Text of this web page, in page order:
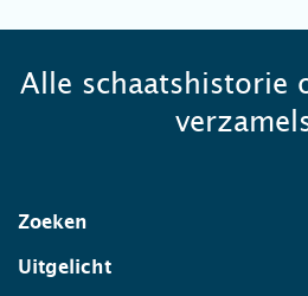
Alle schaatshistorie
Zoeken
Uitgelicht